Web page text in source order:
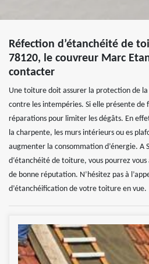
Réfection d’étanchéité de
78120, le couvreur Marc
contacter
Une toiture doit assurer la protection de
contre les intempéries. Si elle présente de
réparations pour limiter les dégâts. En
la charpente, les murs intérieurs ou es
augmenter la consommation d’énergie. A
d‘étanchéité de toiture, vous pourrez
de bonne réputation. N’hésitez pas à
d’étanchéification de votre toiture en vue.